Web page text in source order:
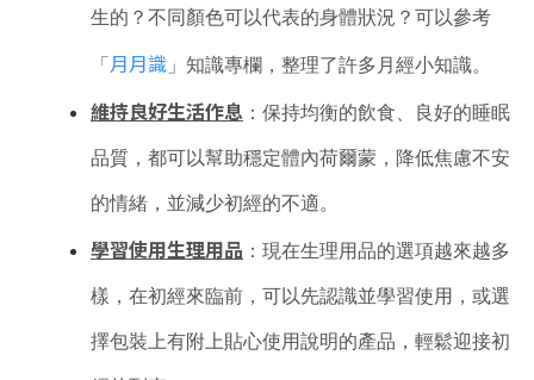
生的？不同顏色可以代表的身體狀況？可以參考
「 月月識 」知識專欄，整理了許多月經小知識。
維持良好生活作息 ：保持均衡的飲食、良好的睡眠
品質，都可以幫助穩定體內荷爾蒙，降低焦慮不安
的情緒，並減少初經的不適。
學習使用生理用品 ：現在生理用品的選項越來越多
樣，在初經來臨前，可以先認識並學習使用，或選
擇包裝上有附上貼心使用說明的產品，輕鬆迎接初